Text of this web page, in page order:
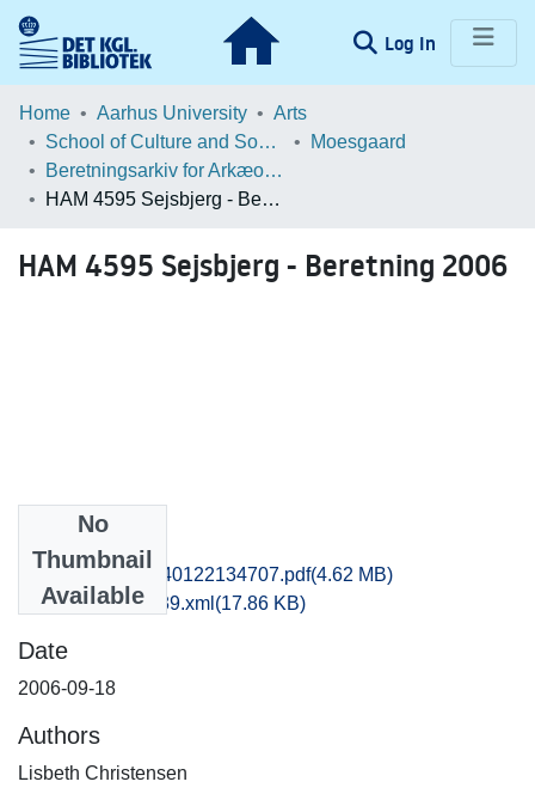
Log In (current)
Communities & Collections
Statistics
Home Aarhus University
Arts
School of Culture and Society
Moesgaard
Beretningsarkiv for Arkæologiske Undersøgelser
HAM 4595 Sejsbjerg - Beretning 2006
HAM 4595 Sejsbjerg - Beretning 2006
No
Thumbnail
Available
msj1haan_20140122134707.pdf(4.62 MB)
recordxml_item_89.xml (17.86 KB)
Date
2006-09-18
Authors
Lisbeth Christensen